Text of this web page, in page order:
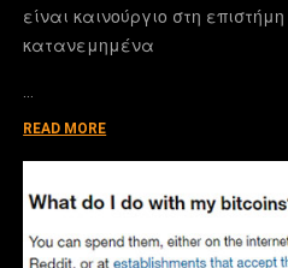
είναι καινούργιο στη
κατανεμημένα
READ MORE